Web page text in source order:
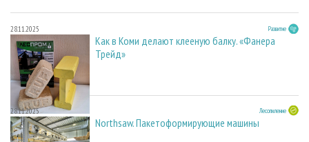
28.11.2025 Развитие
Как в Коми делают клееную балку. «Фанера
Трейд»
28.11.2025 Лесопиление
Northsaw. Пакетоформирующие машины